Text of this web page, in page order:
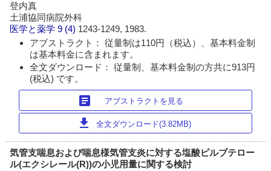
登内真
土浦協同病院外科
医学と薬学 9 (4) 1243-1249, 1983.
アブストラクト： 従量制は110円（税込）、基本料金制
は基本料金に含まれます。
全文ダウンロード： 従量制、基本料金制の方共に913円
(税込) です。
article アブストラクトを見る
download 全文ダウンロード(3.82MB)
気管支喘息および喘息様気管支炎に対する塩酸ピルブテロー
ル(エクシレール(R))の小児用量に関する検討